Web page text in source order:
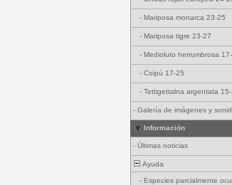
- Mariposa monarca 23-25
- Mariposa tigre 23-27
- Medioluto herrumbrosa
- Coipú 17-25
- Tettigettalna argentata 15-
- Galería de imágenes y
Información
- Últimas noticias
Ayuda
- Especies parcialmente